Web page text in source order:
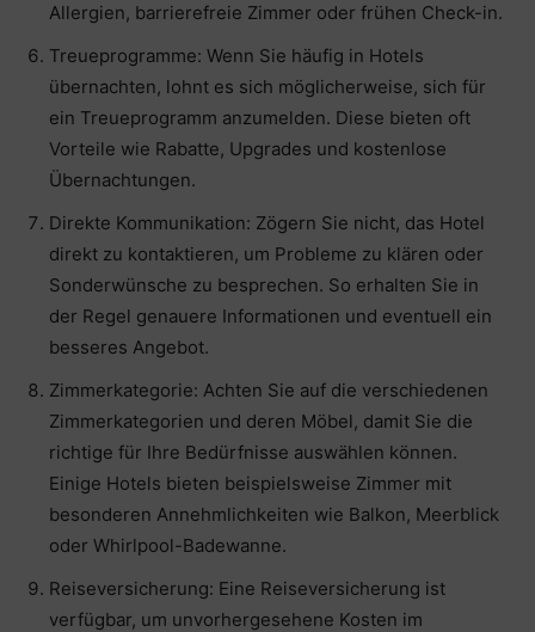
Allergien, barrierefreie Zimmer oder frühen Check-in.
Treueprogramme: Wenn Sie häufig in Hotels
übernachten, lohnt es sich möglicherweise, sich für
ein Treueprogramm anzumelden. Diese bieten oft
Vorteile wie Rabatte, Upgrades und kostenlose
Übernachtungen.
Direkte Kommunikation: Zögern Sie nicht, das Hotel
direkt zu kontaktieren, um Probleme zu klären oder
Sonderwünsche zu besprechen. So erhalten Sie in
der Regel genauere Informationen und eventuell ein
besseres Angebot.
Zimmerkategorie: Achten Sie auf die verschiedenen
Zimmerkategorien und deren Möbel, damit Sie die
richtige für Ihre Bedürfnisse auswählen können.
Einige Hotels bieten beispielsweise Zimmer mit
besonderen Annehmlichkeiten wie Balkon, Meerblick
oder Whirlpool-Badewanne.
Reiseversicherung: Eine Reiseversicherung ist
verfügbar, um unvorhergesehene Kosten im